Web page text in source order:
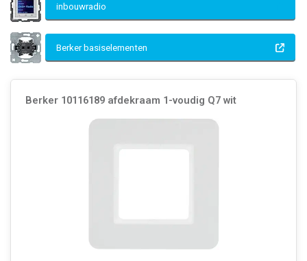
inbouwradio
Berker basiselementen
Berker 10116189 afdekraam 1-voudig Q7 wit